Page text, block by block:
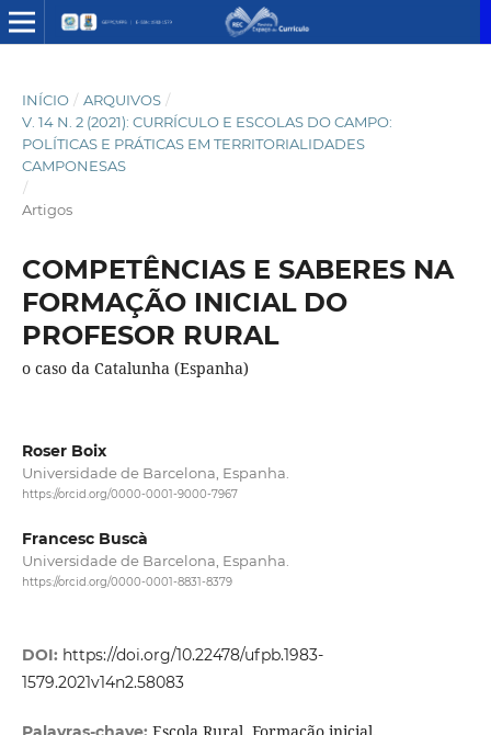
INÍCIO / ARQUIVOS /
V. 14 N. 2 (2021): CURRÍCULO E ESCOLAS DO CAMPO:
POLÍTICAS E PRÁTICAS EM TERRITORIALIDADES
CAMPONESAS
/
Artigos
COMPETÊNCIAS E SABERES NA
FORMAÇÃO INICIAL DO
PROFESOR RURAL
o caso da Catalunha (Espanha)
Roser Boix
Universidade de Barcelona, Espanha.
https://orcid.org/0000-0001-9000-7967
Francesc Buscà
Universidade de Barcelona, Espanha.
https://orcid.org/0000-0001-8831-8379
DOI: https://doi.org/10.22478/ufpb.1983-
1579.2021v14n2.58083
Escola Rural, Formação inicial,